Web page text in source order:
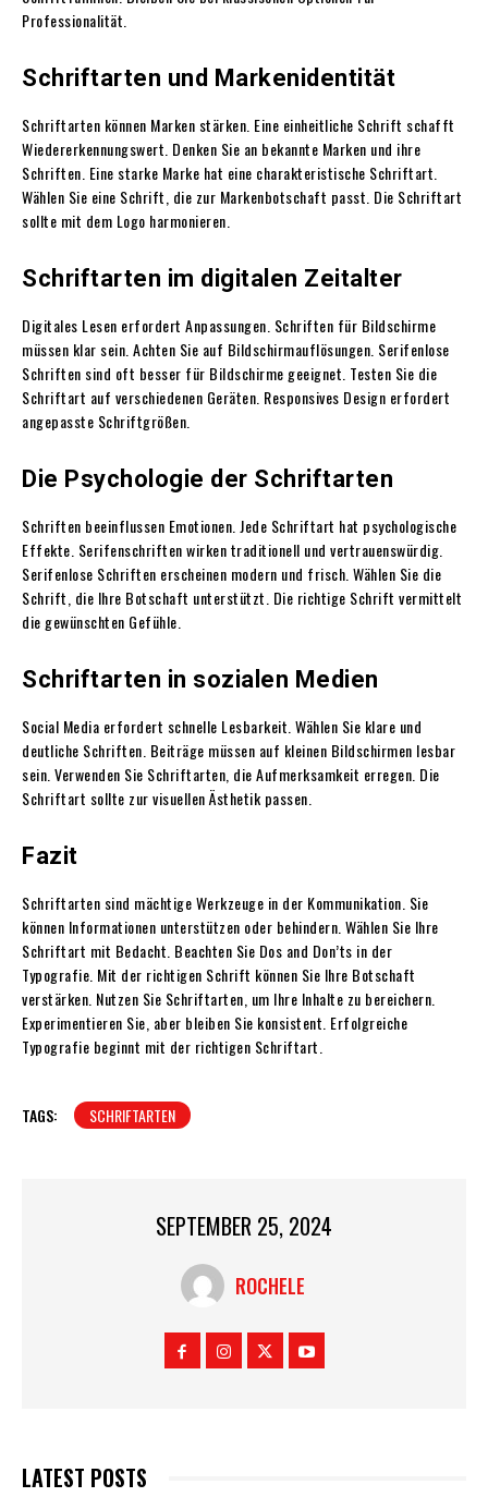
Professionalität.
Schriftarten und Markenidentität
Schriftarten können Marken stärken. Eine einheitliche Schrift schafft
Wiedererkennungswert. Denken Sie an bekannte Marken und ihre
Schriften. Eine starke Marke hat eine charakteristische Schriftart.
Wählen Sie eine Schrift, die zur Markenbotschaft passt. Die Schriftart
sollte mit dem Logo harmonieren.
Schriftarten im digitalen Zeitalter
Digitales Lesen erfordert Anpassungen. Schriften für Bildschirme
müssen klar sein. Achten Sie auf Bildschirmauflösungen. Serifenlose
Schriften sind oft besser für Bildschirme geeignet. Testen Sie die
Schriftart auf verschiedenen Geräten. Responsives Design erfordert
angepasste Schriftgrößen.
Die Psychologie der Schriftarten
Schriften beeinflussen Emotionen. Jede Schriftart hat psychologische
Effekte. Serifenschriften wirken traditionell und vertrauenswürdig.
Serifenlose Schriften erscheinen modern und frisch. Wählen Sie die
Schrift, die Ihre Botschaft unterstützt. Die richtige Schrift vermittelt
die gewünschten Gefühle.
Schriftarten in sozialen Medien
Social Media erfordert schnelle Lesbarkeit. Wählen Sie klare und
deutliche Schriften. Beiträge müssen auf kleinen Bildschirmen lesbar
sein. Verwenden Sie Schriftarten, die Aufmerksamkeit erregen. Die
Schriftart sollte zur visuellen Ästhetik passen.
Fazit
Schriftarten sind mächtige Werkzeuge in der Kommunikation. Sie
können Informationen unterstützen oder behindern. Wählen Sie Ihre
Schriftart mit Bedacht. Beachten Sie Dos and Don’ts in der
Typografie. Mit der richtigen Schrift können Sie Ihre Botschaft
verstärken. Nutzen Sie Schriftarten, um Ihre Inhalte zu bereichern.
Experimentieren Sie, aber bleiben Sie konsistent. Erfolgreiche
Typografie beginnt mit der richtigen Schriftart.
TAGS: SCHRIFTARTEN
SEPTEMBER 25, 2024
ROCHELE
LATEST POSTS